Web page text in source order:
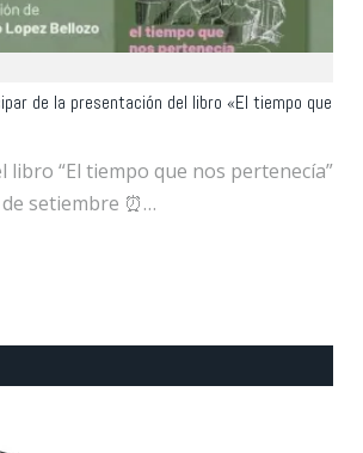
de la presentación del libro «El tiempo que
libro “El tiempo que nos pertenecía”
setiembre ⏰…